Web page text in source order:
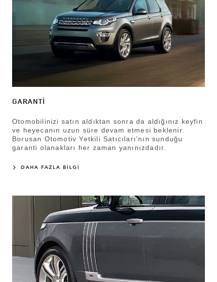
GARANTİ
Otomobilinizi satın aldıktan sonra da aldığınız keyfin
ve heyecanın uzun süre devam etmesi beklenir.
Borusan Otomotiv Yetkili Satıcıları'nın sunduğu
garanti olanakları her zaman yanınızdadır.
DAHA FAZLA BİLGİ